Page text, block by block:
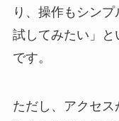
り、操作もシン
試してみたい」と
です。
ただし、アクセ